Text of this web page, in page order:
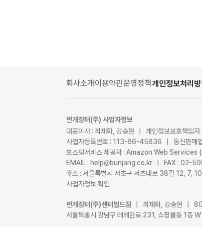
회사소개이용약관운영정책개인정보처리
번개장터(주) 사업자정보
대표이사 : 최재화, 강승현 | 개인정보보호책임자
사업자등록번호 : 113-86-45836 | 통신판매
호스팅서비스 제공자 : Amazon Web Services
EMAIL : help@bunjang.co.kr | FAX :
주소 : 서울특별시 서초구 서초대로 38길 12, 7,
사업자정보 확인
번개장터(주)센터필드점
| 최재화, 강승현 |
서울특별시 강남구 테헤란로 231, 쇼핑몰동 1층